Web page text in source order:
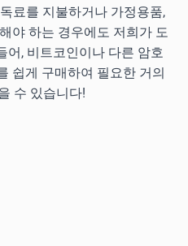
료를 지불하거나 가정용품,
야 하는 경우에도 저희가 도
어, 비트코인이나 다른 암호
쉽게 구매하여 필요한 거의
수 있습니다!